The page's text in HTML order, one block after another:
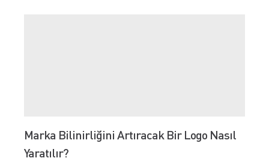
Marka Bilinirliğini Artıracak Bir Logo Nasıl
Yaratılır?